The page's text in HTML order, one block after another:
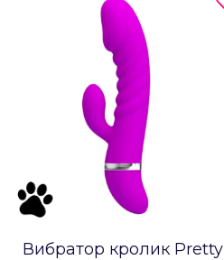
Вибратор кролик Pretty